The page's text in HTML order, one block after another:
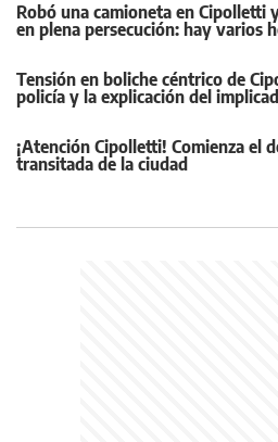
Robó una camioneta en Cipolletti
en plena persecución: hay varios
Tensión en boliche céntrico de
policía y la explicación del
¡Atención Cipolletti! Comienza el
transitada de la ciudad